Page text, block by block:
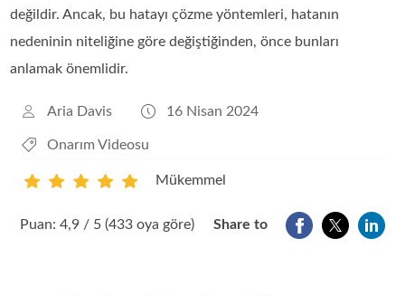
değildir. Ancak, bu hatayı çözme yöntemleri, hatanın
nedeninin niteliğine göre değiştiğinden, önce bunları
anlamak önemlidir.
Aria Davis 16 Nisan 2024
Onarım Videosu
Mükemmel
Puan: 4,9 / 5 (433 oya göre) Share to